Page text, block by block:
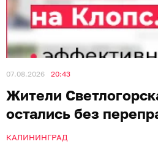
07.08.2026 20:43
Жители
остались без
КАЛИНИНГРАД